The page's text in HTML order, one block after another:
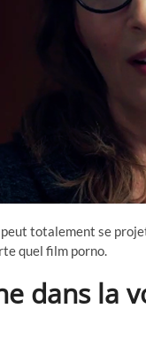
totalement se
quel film porno.
dans la